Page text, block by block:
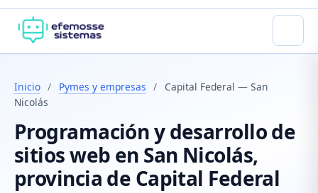
Inicio / Pymes y empresas /
Capital Federal — San
Nicolás
Programación y desarrollo de
sitios web en San Nicolás,
provincia de Capital Federal